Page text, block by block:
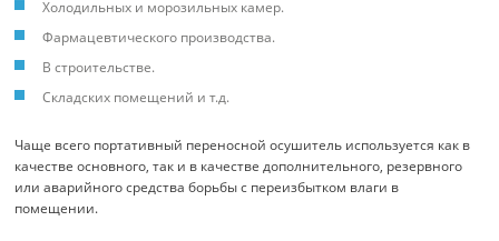
Холодильных и морозильных камер.
Фармацевтического производства.
В строительстве.
Складских помещений и т.д.
Чаще всего портативный переносной осушитель используется как в
качестве основного, так и в качестве дополнительного, резервного
или аварийного средства борьбы с переизбытком влаги в
помещении.